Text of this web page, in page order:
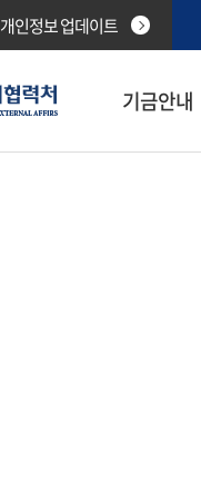
개인정보 업데이트
기금안내